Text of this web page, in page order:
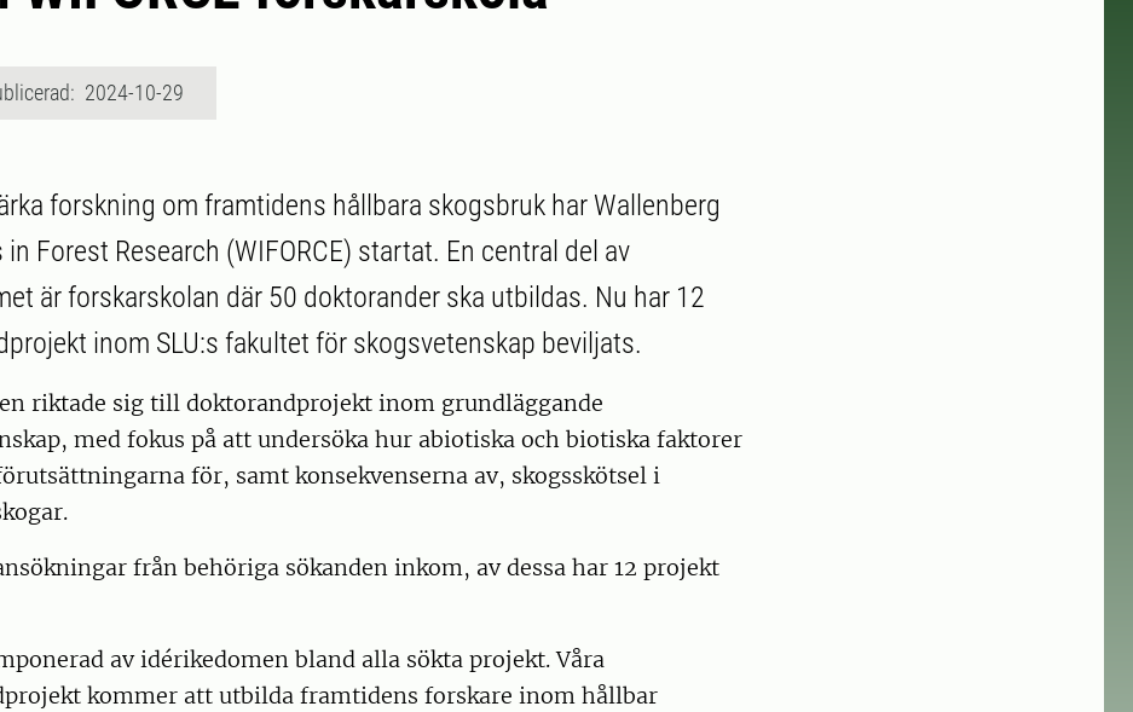
2024-10-29
forskning om framtidens hållbara skogsbruk har Wallenberg
Forest Research (WIFORCE) startat. En central del av
är forskarskolan där 50 doktorander ska utbildas. Nu har 12
inom SLU:s fakultet för skogsvetenskap beviljats.
riktade sig till doktorandprojekt inom grundläggande
med fokus på att undersöka hur abiotiska och biotiska faktorer
för, samt konsekvenserna av, skogsskötsel i
från behöriga sökanden inkom, av dessa har 12 projekt
av idérikedomen bland alla sökta projekt. Våra
kommer att utbilda framtidens forskare inom hållbar